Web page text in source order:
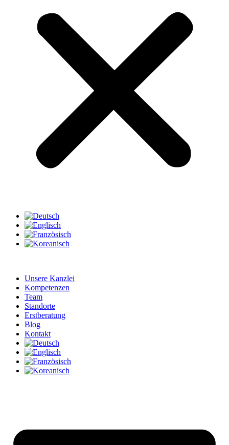
Unsere Kanzlei
Kompetenzen
Team
Standorte
Erstberatung
Blog
Kontakt